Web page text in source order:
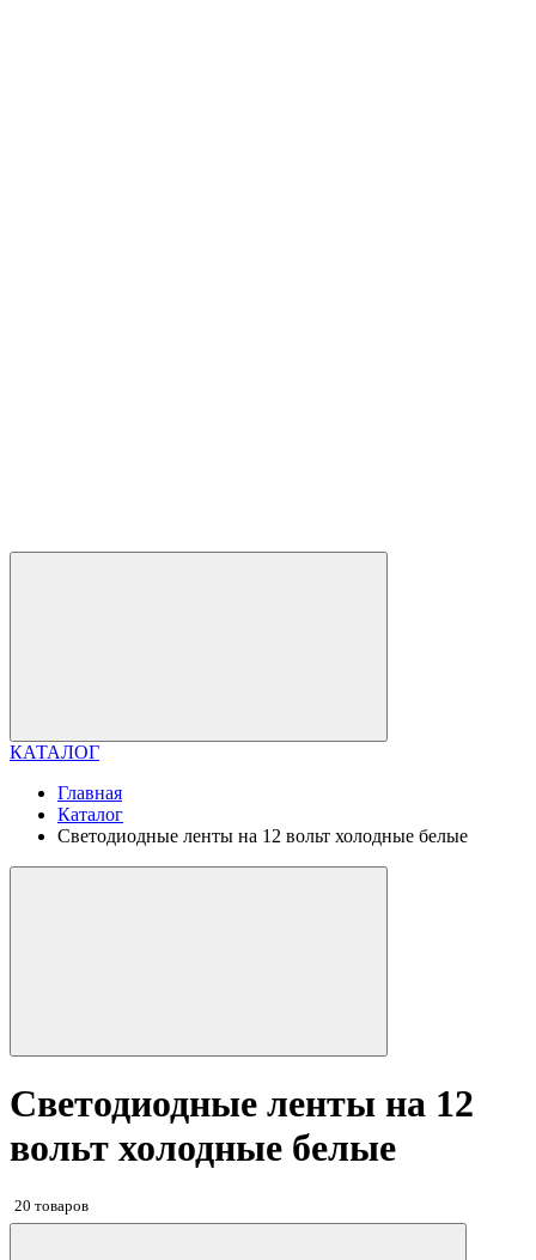
КАТАЛОГ
Главная
Каталог
Светодиодные ленты на 12 вольт холодные белые
Светодиодные ленты на 12
вольт холодные белые
20 товаров